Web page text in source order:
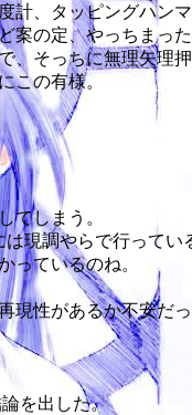
、タッピングハンマ
案の定、やっちまっ
、そっちに無理矢理
この有様。
てしまう。
現調やらで行って
っているのね。
現性があるか不安だ
を出した。